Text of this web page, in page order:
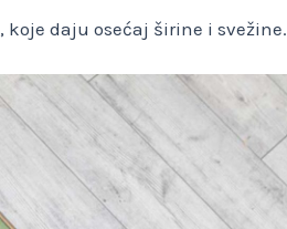
, koje daju osećaj širine i svežine.